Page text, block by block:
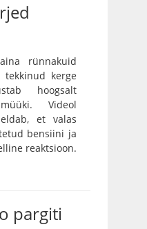
rünnakuid
tekkinud kerge
hoogsalt
Videol
et valas
bensiini ja
reaktsioon.
pargiti